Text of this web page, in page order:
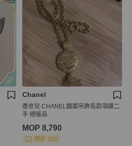
Chanel
香奈兒 CHANEL鏡面吊飾長款項鍊二
手 絕版品
MOP 8,790
現折 200